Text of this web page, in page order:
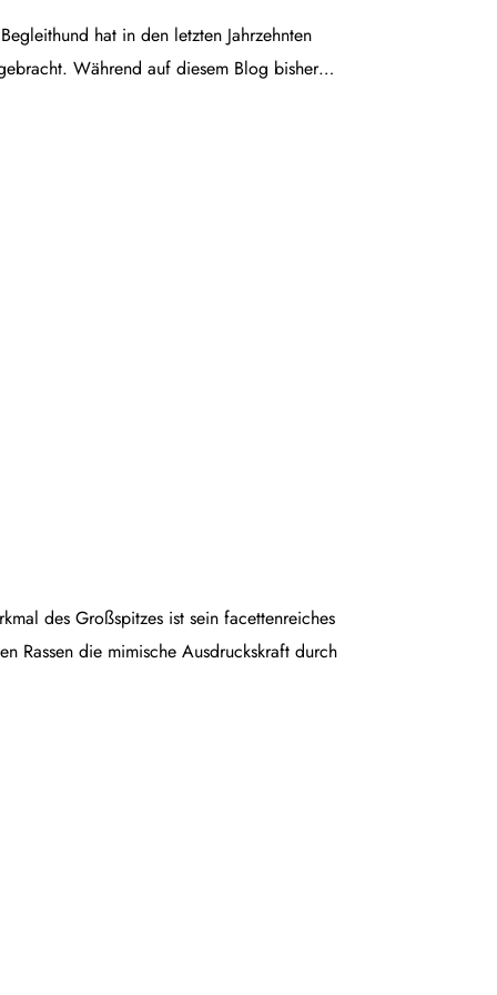
hat in den letzten Jahrzehnten
Während auf diesem Blog bisher…
des Großspitzes ist sein facettenreiches
Rassen die mimische Ausdruckskraft durch